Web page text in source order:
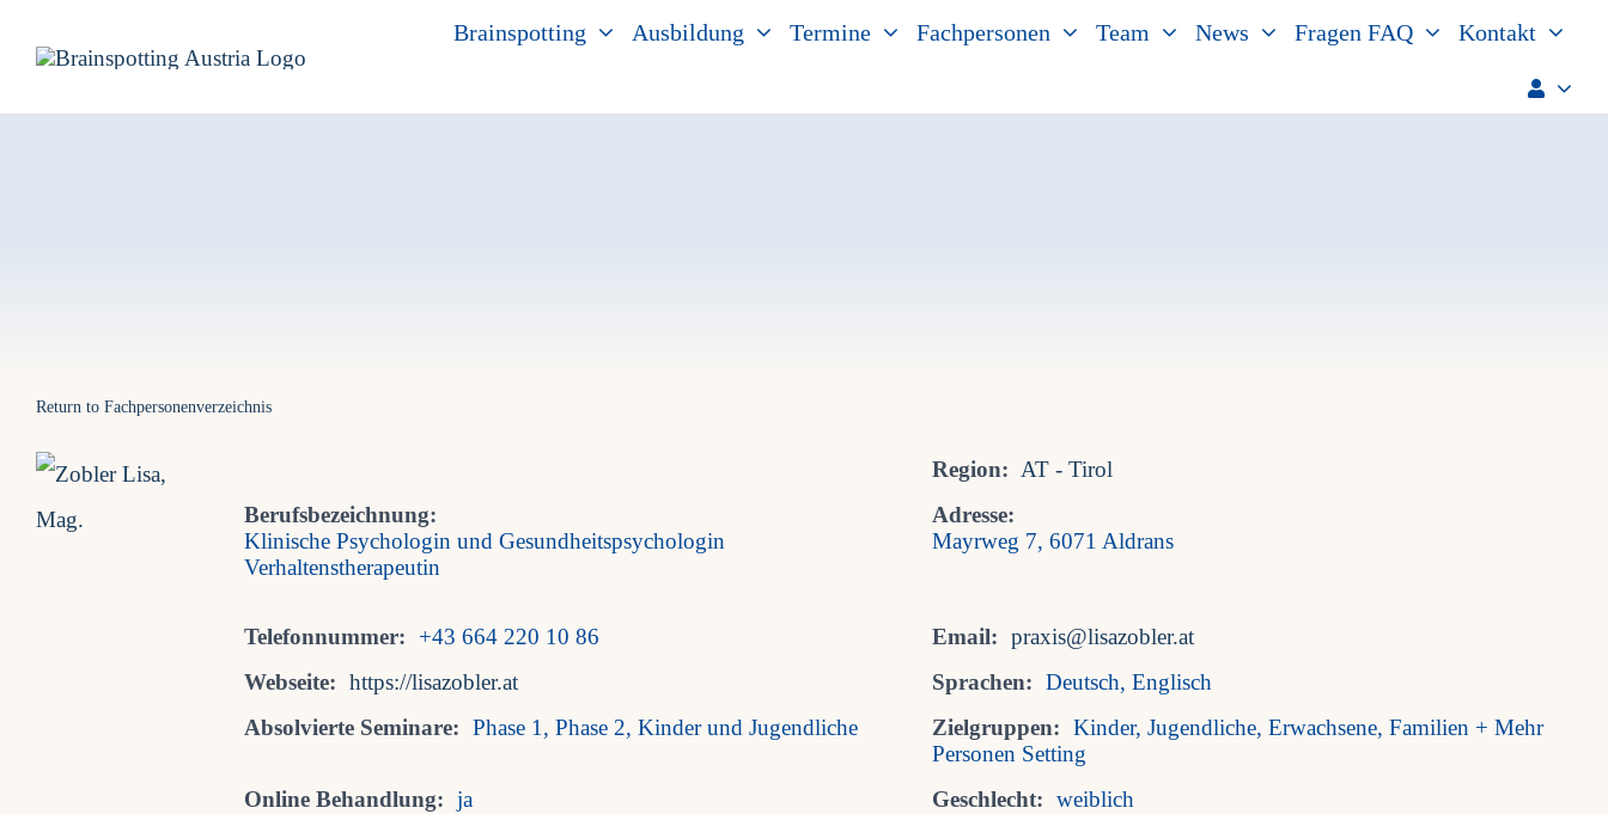
content
Brainspotting Ausbildung Termine Fachpersonen Team News Fragen FAQ Kontakt
Return to Fachpersonenverzeichnis
Region: AT - Tirol
Berufsbezeichnung:
Klinische Psychologin und Gesundheitspsychologin
Verhaltenstherapeutin
Adresse:
Mayrweg 7, 6071 Aldrans
Telefonnummer: +43 664 220 10 86 Email: praxis@lisazobler.at
Webseite: https://lisazobler.at Sprachen: Deutsch, Englisch
Absolvierte Seminare: Phase 1, Phase 2, Kinder und Jugendliche Zielgruppen: Kinder, Jugendliche, Erwachsene, Familien + Mehr
Personen Setting
Online Behandlung: ja Geschlecht: weiblich